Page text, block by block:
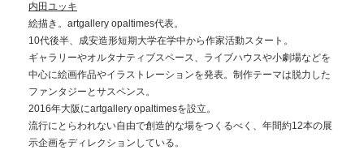
内田ユッキ
絵描き。artgallery opaltimes代表。
10代後半、成安造形短期大学在学中から作家活動スタート。
ギャラリーやオルタナティブスペース、ライブハウスや小劇場などを
中心に絵画作品やイラストレーションを発表。制作テーマは脱力した
ファンタジーとサスペンス。
2016年大阪にartgallery opaltimesを設立。
流行にとらわれない自由で創造的な場をつくるべく、年間約12本の展
示企画をディレクションしている。